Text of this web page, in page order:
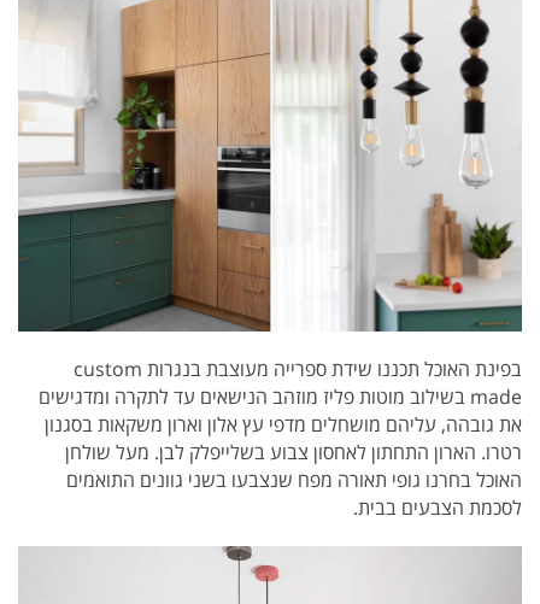
בפינת האוכל
תכננו שידת ספרייה מעוצבת בנגרות custom
made בשילוב מוטות פליז מוזהב הנישאים עד לתקרה ומדגישים
את גובהה, עליהם מושחלים מדפי עץ אלון וארון משקאות בסגנון
רטרו. הארון התחתון לאחסון צבוע בשלייפלק לבן. מעל שולחן
האוכל בחרנו גופי תאורה מפח שנצבעו בשני גוונים התואמים
לסכמת הצבעים בבית.